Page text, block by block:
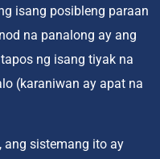
isang posibleng paraan
na panalong ay ang
ng isang tiyak na
(karaniwan ay apat na
ang sistemang ito ay